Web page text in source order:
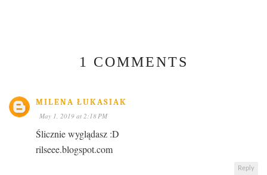
1 COMMENTS
MILENA ŁUKASIAK
May 1, 2019 at 2:18 PM
Ślicznie wyglądasz :D
rilseee.blogspot.com
Reply